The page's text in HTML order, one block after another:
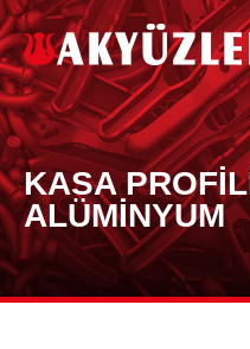
KASA
ALÜMİNYUM